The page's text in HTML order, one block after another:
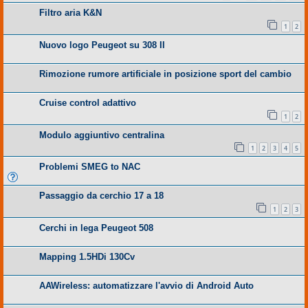
Filtro aria K&N
1 2
Nuovo logo Peugeot su 308 II
Rimozione rumore artificiale in posizione sport del cambio
Cruise control adattivo
1 2
Modulo aggiuntivo centralina
1 2 3 4 5
Problemi SMEG to NAC
Passaggio da cerchio 17 a 18
1 2 3
Cerchi in lega Peugeot 508
Mapping 1.5HDi 130Cv
AAWireless: automatizzare l'avvio di Android Auto